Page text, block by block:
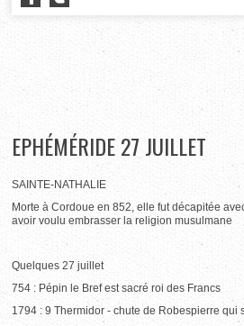
EPHÉMÉRIDE 27 JUILLET
SAINTE-NATHALIE
Morte à Cordoue en 852, elle fut décapitée
avoir voulu embrasser la religion musulmane
Quelques 27 juillet
754 : Pépin le Bref est sacré roi des Francs
1794 : 9 Thermidor - chute de Robespierre qui